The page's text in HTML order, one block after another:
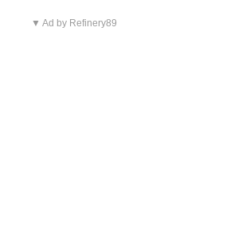
▼ Ad by Refinery89